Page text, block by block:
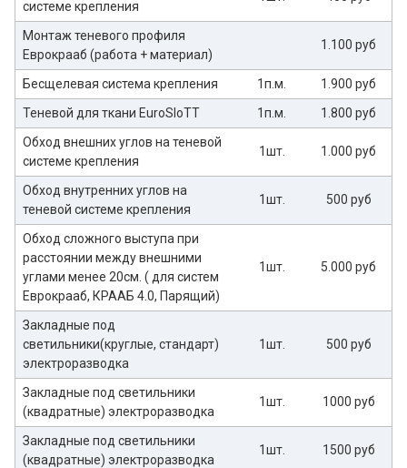
системе крепления
Монтаж теневого профиля
Еврокрааб (работа + материал)
1.100 руб
Бесщелевая система крепления 1п.м.
1.900 руб
Теневой для ткани EuroSloTT
1п.м.
1.800 руб
Обход внешних углов на теневой
системе крепления
1шт. 1.000 руб
Обход внутренних углов на
теневой системе крепления
1шт. 500 руб
Обход сложного выступа при
расстоянии между внешними
углами менее 20см. ( для систем
Еврокрааб, КРААБ 4.0, Парящий)
1шт. 5.000 руб
Закладные под
светильники(круглые, стандарт)
электроразводка
1шт. 500 руб
Закладные под светильники
(квадратные) электроразводка
1шт. 1000 руб
Закладные под светильники
(квадратные) электроразводка
1шт. 1500 руб